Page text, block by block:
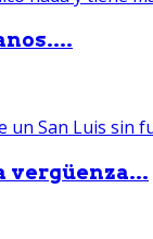
vergüenza...